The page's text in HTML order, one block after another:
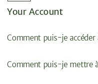
Your Account
Comment puis-je accéder
Comment puis-je mettre